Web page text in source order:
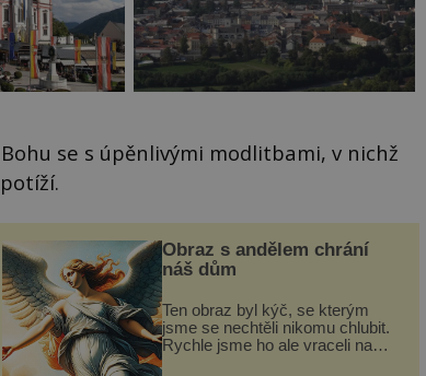
se s úpěnlivými modlitbami, v nichž
Obraz s andělem chrání
náš dům
Ten obraz byl kýč, se kterým
jsme se nechtěli nikomu chlubit.
Rychle jsme ho ale vraceli na